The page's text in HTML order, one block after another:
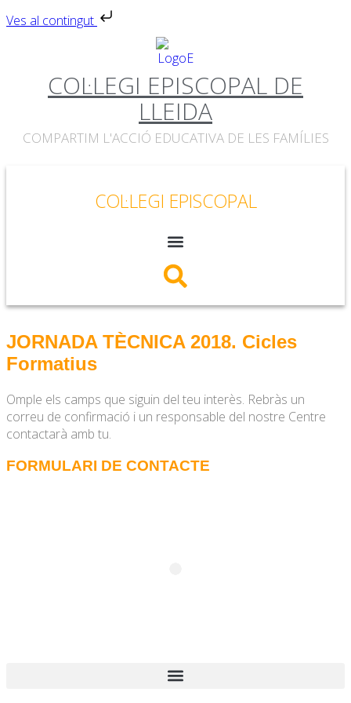
Ves al contingut
COL·LEGI EPISCOPAL DE
LLEIDA
COMPARTIM L'ACCIÓ EDUCATIVA DE LES FAMÍLIES
COL·LEGI EPISCOPAL
JORNADA TÈCNICA 2018. Cicles
Formatius
Omple els camps que siguin del teu interès. Rebràs un
correu de confirmació i un responsable del nostre Centre
contactarà amb tu.
FORMULARI DE CONTACTE